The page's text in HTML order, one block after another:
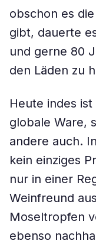
obschon es
gibt, dauerte
und gerne 80
den Läden zu
Heute indes
globale Ware,
andere auch.
kein einziges
nur in einer
Weinfreund
Moseltropfen
ebenso